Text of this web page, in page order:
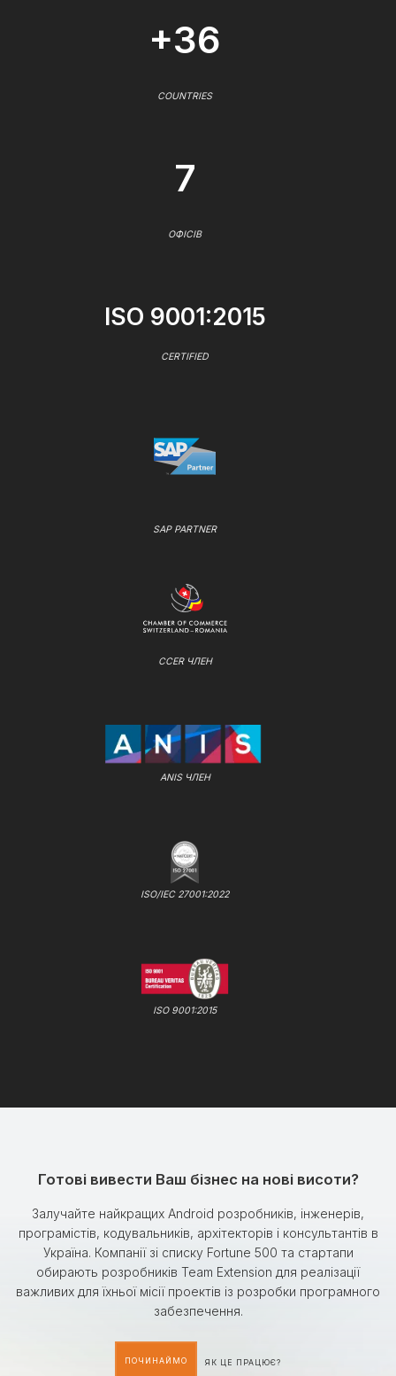
+36
COUNTRIES
7
ОФІСІВ
ISO 9001:2015
CERTIFIED
SAP PARTNER
CCER ЧЛЕН
ANIS ЧЛЕН
ISO/IEC 27001:2022
ISO 9001:2015
Готові вивести Ваш бізнес на нові висоти?
Залучайте найкращих Android розробників, інженерів,
програмістів, кодувальників, архітекторів і консультантів в
Україна. Компанії зі списку Fortune 500 та стартапи
обирають розробників Team Extension для реалізації
важливих для їхньої місії проектів із розробки програмного
забезпечення.
ПОЧИНАЙМО ЯК ЦЕ ПРАЦЮЄ?